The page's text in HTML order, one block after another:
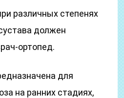
различных степенях
должен
ортопед.
для
на ранних стадиях,